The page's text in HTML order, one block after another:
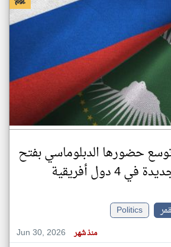
حضورها الدبلوماسي بفتح
4 دول أفريقية
Politics
Jun 30, 2026
منذ شهر